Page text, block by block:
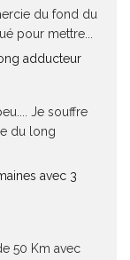
du fond du
pour mettre...
adducteur
Je souffre
du long
avec 3
50 Km avec